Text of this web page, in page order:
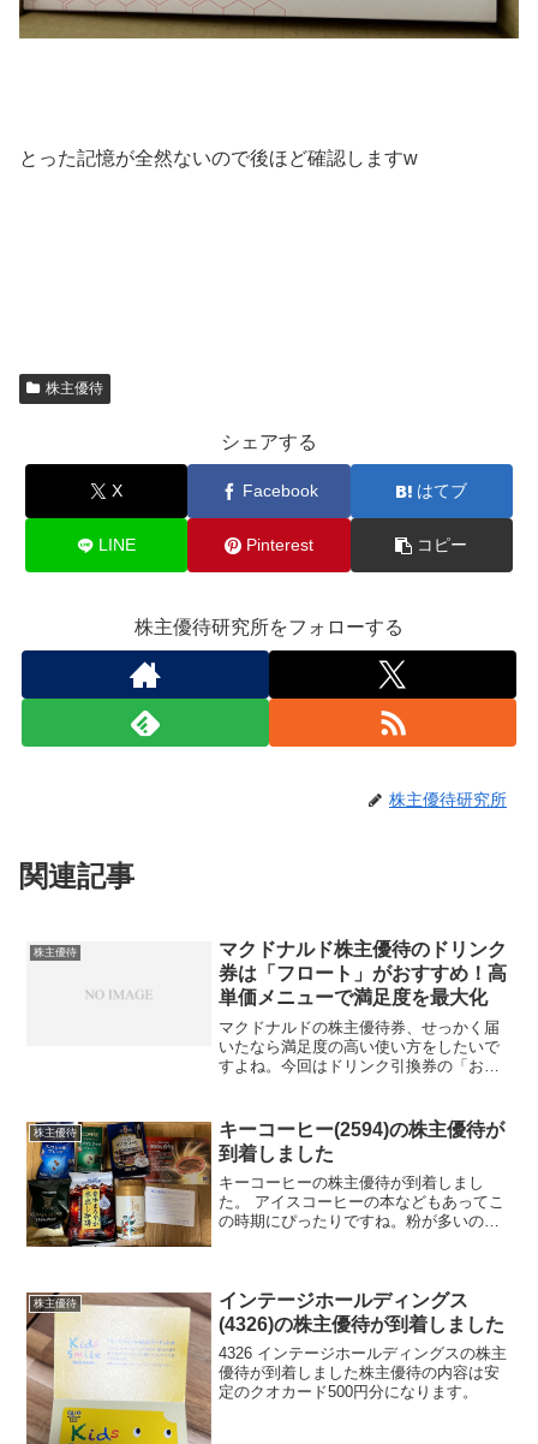
とった記憶が全然ないので後ほど確認しますw
株主優待
シェアする
X Facebook はてブ
LINE Pinterest コピー
株主優待研究所をフォローする
株主優待研究所
関連記事
株主優待
マクドナルド株主優待のドリンク
券は「フロート」がおすすめ！高
単価メニューで満足度を最大化
マクドナルドの株主優待券、せっかく届
いたなら満足度の高い使い方をしたいで
すよね。今回はドリンク引換券の「お得
マクドナルド株主優待の基本情報日本マ
クドナルドホールディング...
株主優待
キーコーヒー(2594)の株主優待が
到着しました
キーコーヒーの株主優待が到着しまし
た。 アイスコーヒーの本などもあってこ
の時期にぴったりですね。粉が多いので
と言う感じですかね。
株主優待
インテージホールディングス
(4326)の株主優待が到着しました
4326 インテージホールディングスの株主
優待が到着しました株主優待の内容は安
定のクオカード500円分になります。